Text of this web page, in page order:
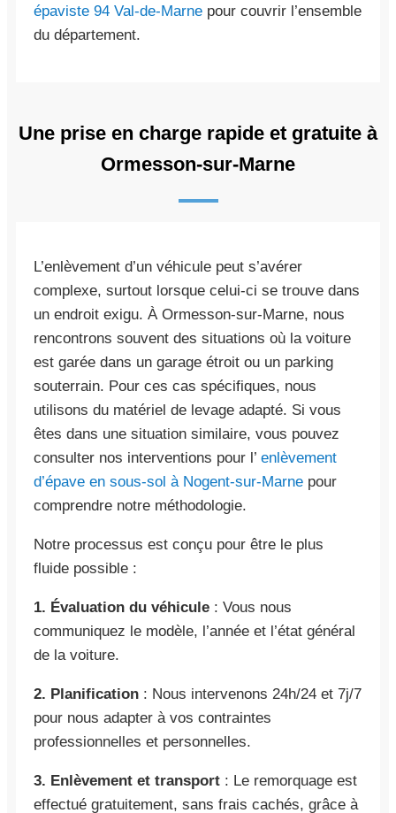
épaviste 94 Val-de-Marne pour couvrir l’ensemble
du département.
Une prise en charge rapide et gratuite à
Ormesson-sur-Marne
L’enlèvement d’un véhicule peut s’avérer
complexe, surtout lorsque celui-ci se trouve dans
un endroit exigu. À Ormesson-sur-Marne, nous
rencontrons souvent des situations où la voiture
est garée dans un garage étroit ou un parking
souterrain. Pour ces cas spécifiques, nous
utilisons du matériel de levage adapté. Si vous
êtes dans une situation similaire, vous pouvez
consulter nos interventions pour l’ enlèvement
d’épave en sous-sol à Nogent-sur-Marne pour
comprendre notre méthodologie.
Notre processus est conçu pour être le plus
fluide possible :
1. Évaluation du véhicule : Vous nous
communiquez le modèle, l’année et l’état général
de la voiture.
2. Planification : Nous intervenons 24h/24 et 7j/7
pour nous adapter à vos contraintes
professionnelles et personnelles.
3. Enlèvement et transport : Le remorquage est
effectué gratuitement, sans frais cachés, grâce à